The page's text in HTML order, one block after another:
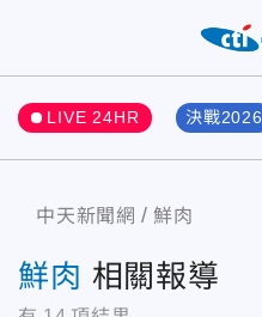
LIVE 24HR 決戰2026
中天新聞網 鮮肉
鮮肉 相關報導